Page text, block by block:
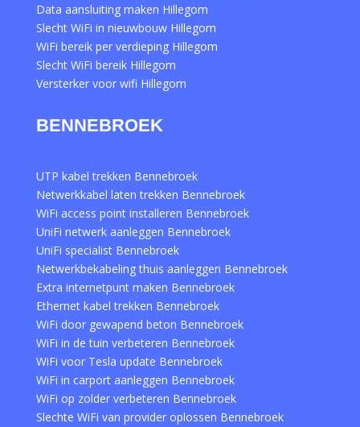
Data aansluiting maken Hillegom
Slecht WiFi in nieuwbouw Hillegom
WiFi bereik per verdieping Hillegom
Slecht WiFi bereik Hillegom
Versterker voor wifi Hillegom
BENNEBROEK
UTP kabel trekken Bennebroek
Netwerkkabel laten trekken Bennebroek
WiFi access point installeren Bennebroek
UniFi netwerk aanleggen Bennebroek
UniFi specialist Bennebroek
Netwerkbekabeling thuis aanleggen Bennebroek
Extra internetpunt maken Bennebroek
Ethernet kabel trekken Bennebroek
WiFi door gewapend beton Bennebroek
WiFi in de tuin verbeteren Bennebroek
WiFi voor Tesla update Bennebroek
WiFi in carport aanleggen Bennebroek
WiFi op zolder verbeteren Bennebroek
Slechte WiFi van provider oplossen Bennebroek